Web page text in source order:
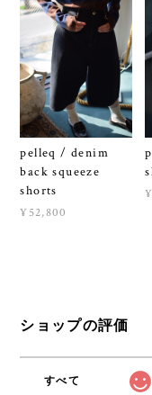
pelleq / denim
back squeeze
shorts
¥52,800
ショップの評価
すべて